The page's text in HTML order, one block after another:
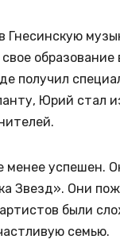
образование
получил
Юрий стал
успешен.
Звезд». Они
были
семью.